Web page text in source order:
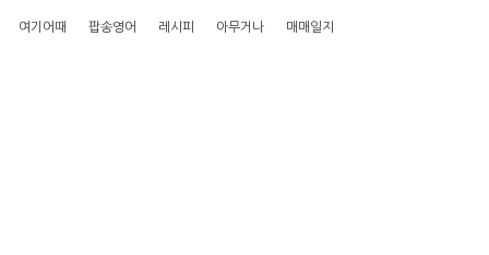
여기어때 팝송영어 레시피 아무거나 매매일지